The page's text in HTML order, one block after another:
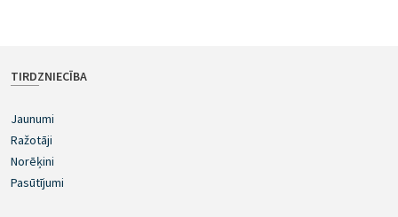
TIRDZNIECĪBA
Jaunumi
Ražotāji
Norēķini
Pasūtījumi